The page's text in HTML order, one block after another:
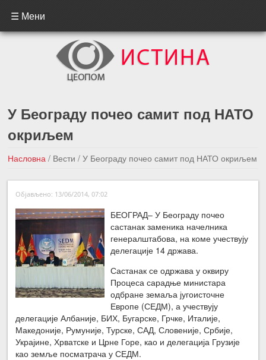
☰ Мени
У Београду почео самит под НАТО
окриљем
Насловна / Вести/ У Београду почео самит под НАТО окриљем
←Претходна вест
Следећа вест →
Објављено: 13/06/2014, 07:02
БЕОГРАД– У Београду почео
састанак заменика начелника
генералштабова, на коме учествују
делегације 14 држава.
Састанак се одржава у оквиру
Процеса сарадње министара
одбране земаља југоисточне
Европе (СЕДМ), а учествују
делегације Албаније, БИХ, Бугарске, Грчке, Италије,
Македоније, Румуније, Турске, САД, Словеније, Србије,
Украјине, Хрватске и Црне Горе, као и делегација Грузије
као земље посматрача у СЕДМ.